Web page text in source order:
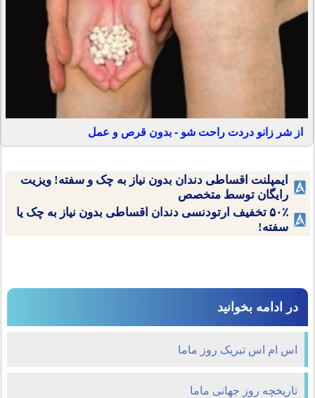
از شر زانو دردت راحت شو - بدون قرص و عمل
ایمپلنت اقساطی دندان بدون نیاز به چک و سفته! ویزیت
رایگان توسط متخصص
۵۰٪ تخفیف ارتودنسی دندان اقساطی بدون نیاز به چک یا
سفته!
در ادامه بخوانید
اس ام اس تبریک روز ماما
تاریخچه روز جهانی ماما